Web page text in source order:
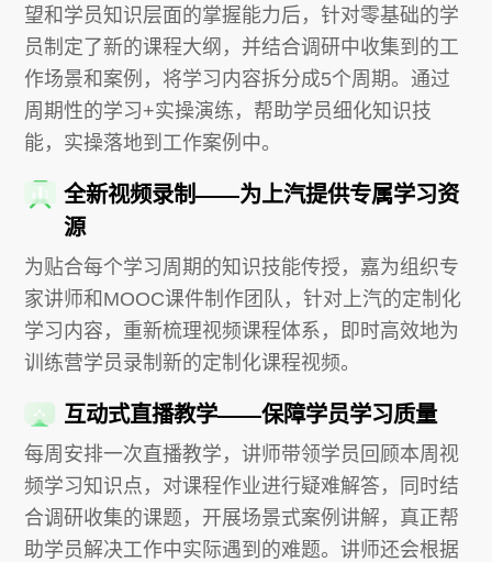
望和学员知识层面的掌握能力后，针对零基础的学
员制定了新的课程大纲，并结合调研中收集到的工
作场景和案例，将学习内容拆分成5个周期。通过
周期性的学习+实操演练，帮助学员细化知识技
能，实操落地到工作案例中。
全新视频录制——为上汽提供专属学习资
源
为贴合每个学习周期的知识技能传授，嘉为组织专
家讲师和MOOC课件制作团队，针对上汽的定制化
学习内容，重新梳理视频课程体系，即时高效地为
训练营学员录制新的定制化课程视频。
互动式直播教学——保障学员学习质量
每周安排一次直播教学，讲师带领学员回顾本周视
频学习知识点，对课程作业进行疑难解答，同时结
合调研收集的课题，开展场景式案例讲解，真正帮
助学员解决工作中实际遇到的难题。讲师还会根据